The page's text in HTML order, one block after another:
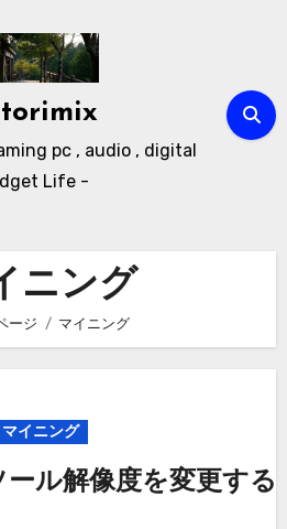
pc , audio , digital
Life -
ニング
ージ マイニング
マイニング
ル解像度を変更する